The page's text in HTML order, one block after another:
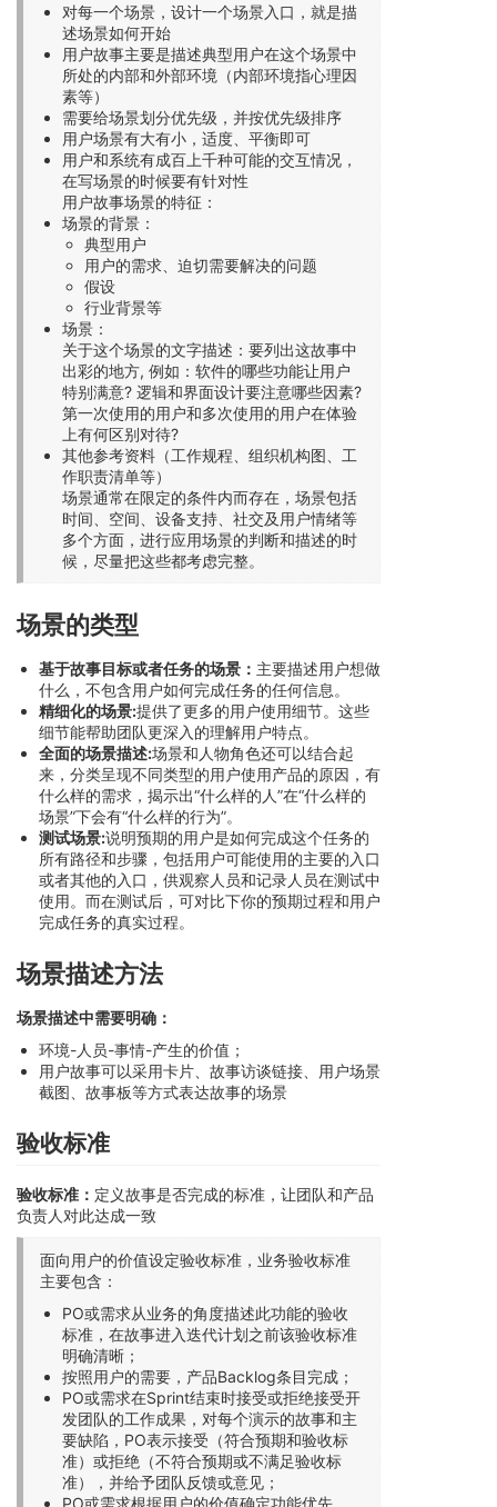
对每一个场景，设计一个场景入口，就是描
述场景如何开始
用户故事主要是描述典型用户在这个场景中
所处的内部和外部环境（内部环境指心理因
素等）
需要给场景划分优先级，并按优先级排序
用户场景有大有小，适度、平衡即可
用户和系统有成百上千种可能的交互情况，
在写场景的时候要有针对性
用户故事场景的特征：
场景的背景：
典型用户
用户的需求、迫切需要解决的问题
假设
行业背景等
场景：
关于这个场景的文字描述：要列出这故事中
出彩的地方, 例如：软件的哪些功能让用户
特别满意? 逻辑和界面设计要注意哪些因素?
第一次使用的用户和多次使用的用户在体验
上有何区别对待?
其他参考资料（工作规程、组织机构图、工
作职责清单等）
场景通常在限定的条件内而存在，场景包括
时间、空间、设备支持、社交及用户情绪等
多个方面，进行应用场景的判断和描述的时
候，尽量把这些都考虑完整。
场景的类型
基于故事目标或者任务的场景： 主要描述用户想做
什么，不包含用户如何完成任务的任何信息。
精细化的场景:提供了更多的用户使用细节。这些
细节能帮助团队更深入的理解用户特点。
全面的场景描述:场景和人物角色还可以结合起
来，分类呈现不同类型的用户使用产品的原因，有
什么样的需求，揭示出“什么样的人”在“什么样的
场景”下会有“什么样的行为”。
测试场景:说明预期的用户是如何完成这个任务的
所有路径和步骤，包括用户可能使用的主要的入口
或者其他的入口，供观察人员和记录人员在测试中
使用。而在测试后，可对比下你的预期过程和用户
完成任务的真实过程。
场景描述方法
场景描述中需要明确：
环境-人员-事情-产生的价值；
用户故事可以采用卡片、故事访谈链接、用户场景
截图、故事板等方式表达故事的场景
验收标准
验收标准： 定义故事是否完成的标准，让团队和产品
负责人对此达成一致
面向用户的价值设定验收标准，业务验收标准
主要包含：
PO或需求从业务的角度描述此功能的验收
标准，在故事进入迭代计划之前该验收标准
明确清晰；
按照用户的需要，产品Backlog条目完成；
PO或需求在Sprint结束时接受或拒绝接受开
发团队的工作成果，对每个演示的故事和主
要缺陷，PO表示接受（符合预期和验收标
准）或拒绝（不符合预期或不满足验收标
准），并给予团队反馈或意见；
PO或需求根据用户的价值确定功能优先